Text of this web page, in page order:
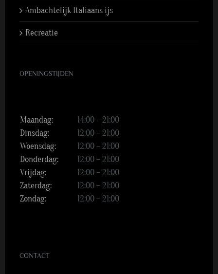
Ambachtelijk Italiaans ijs
Recreatie
OPENINGSTIJDEN
Maandag:
14:00 – 21:00
Dinsdag:
12:00 – 21:00
Woensdag:
12:00 – 21:00
Donderdag:
12:00 – 21:00
Vrijdag:
12:00 – 21:00
Zaterdag:
12:00 – 21:00
Zondag:
12:00 – 21:00
CONTACT